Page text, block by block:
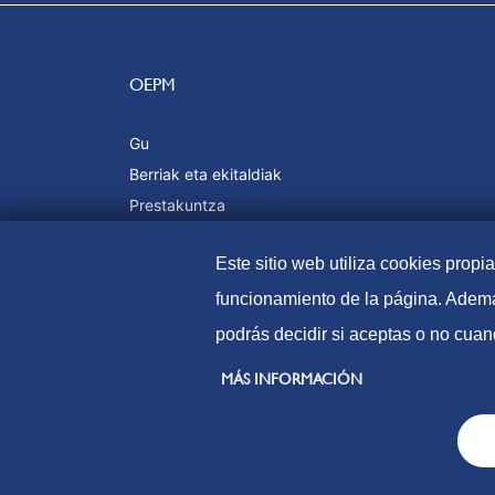
OEPM
Gu
Berriak eta ekitaldiak
Prestakuntza
Este sitio web utiliza cookies
funcionamiento de la página.
podrás decidir si aceptas o no
MÁS INFORMACIÓN